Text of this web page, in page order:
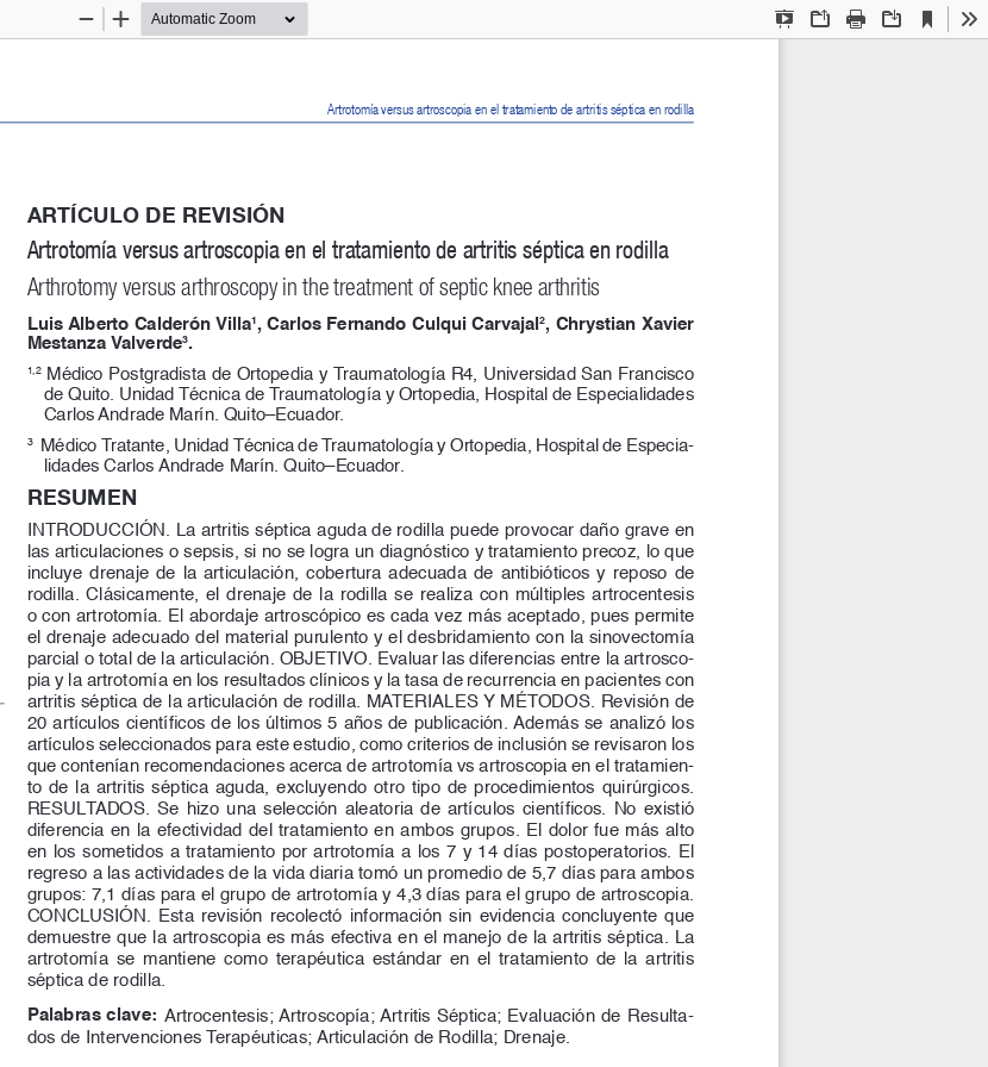
Presentation
OpenPrint Download
Current
View
Zoom
Zoom
ARTÍCULO DE REVISIÓN
RESUMEN
Artrotomía versus artroscopia en el tratamiento de artritis séptica en rodilla
Arthrotomy versus arthroscopy in the treatment of septic knee arthritis
Luis Alberto Calderón Villa1, Carlos Fernando Culqui Carvajal2, Chrystian Xavier
Mestanza Valverde3.
1,2 Médico Postgradista de Ortopedia y Traumatología R4, Universidad San Francisco
de Quito. Unidad Técnica de Traumatología y Ortopedia, Hospital de Especialidades
Carlos Andrade Marín. Quito–Ecuador.
3
  Médico Tratante, Unidad Técnica de Traumatología y Ortopedia, Hospital de Especia
-
lidades Carlos Andrade Marín. Quito–Ecuador.
INTRODUCCIÓN. La artritis séptica aguda de rodilla puede provocar daño grave en
las articulaciones o sepsis, si no se logra un diagnóstico y tratamiento precoz, lo que
incluye  drenaje  de  la  articulación,  cobertura  adecuada  de  antibióticos  y  reposo  de
rodilla.  Clásicamente,  el  drenaje  de  la  rodilla  se  realiza  con  múltiples  artrocentesis
o con artrotomía. El abordaje artroscópico es cada vez más aceptado, pues permite
el drenaje adecuado del material purulento y el desbridamiento con la sinovectomía
parcial o total de la articulación. OBJETIVO. Evaluar las diferencias entre la artrosco-
pia y la artrotomía en los resultados clínicos y la tasa de recurrencia en pacientes con
artritis séptica de la articulación de rodilla. MATERIALES Y MÉTODOS. Revisión de
20 artículos científicos de los últimos 5 años de publicación. Además se analizó los
artículos seleccionados para este estudio, como criterios de inclusión se revisaron los
que contenían recomendaciones acerca de artrotomía vs artroscopia en el tratamien-
to  de  la  artritis  séptica  aguda,  excluyendo  otro  tipo  de  procedimientos  quirúrgicos.
RESULTADOS. Se hizo una selección aleatoria de artículos científicos. No existió
diferencia en la efectividad del tratamiento en ambos grupos. El dolor fue más alto
en los sometidos a tratamiento por artrotomía a los 7 y 14 días postoperatorios. El
regreso a las actividades de la vida diaria tomó un promedio de 5,7 días para ambos
grupos: 7,1 días para el grupo de artrotomía y 4,3 días para el grupo de artroscopia.
CONCLUSIÓN.  Esta  revisión  recolectó  información  sin  evidencia  concluyente  que
demuestre que la artroscopia es más efectiva en el manejo de la artritis séptica. La
artrotomía  se  mantiene  como  terapéutica  estándar  en  el  tratamiento  de  la  artritis
séptica de rodilla.
Artrocentesis; Artroscopía; Artritis Séptica; Evaluación de Resulta-
dos de Intervenciones Terapéuticas; Articulación de Rodilla; Drenaje.
Palabras clave:
Artrotomía versus artroscopia en el tratamiento de artritis séptica en rodilla